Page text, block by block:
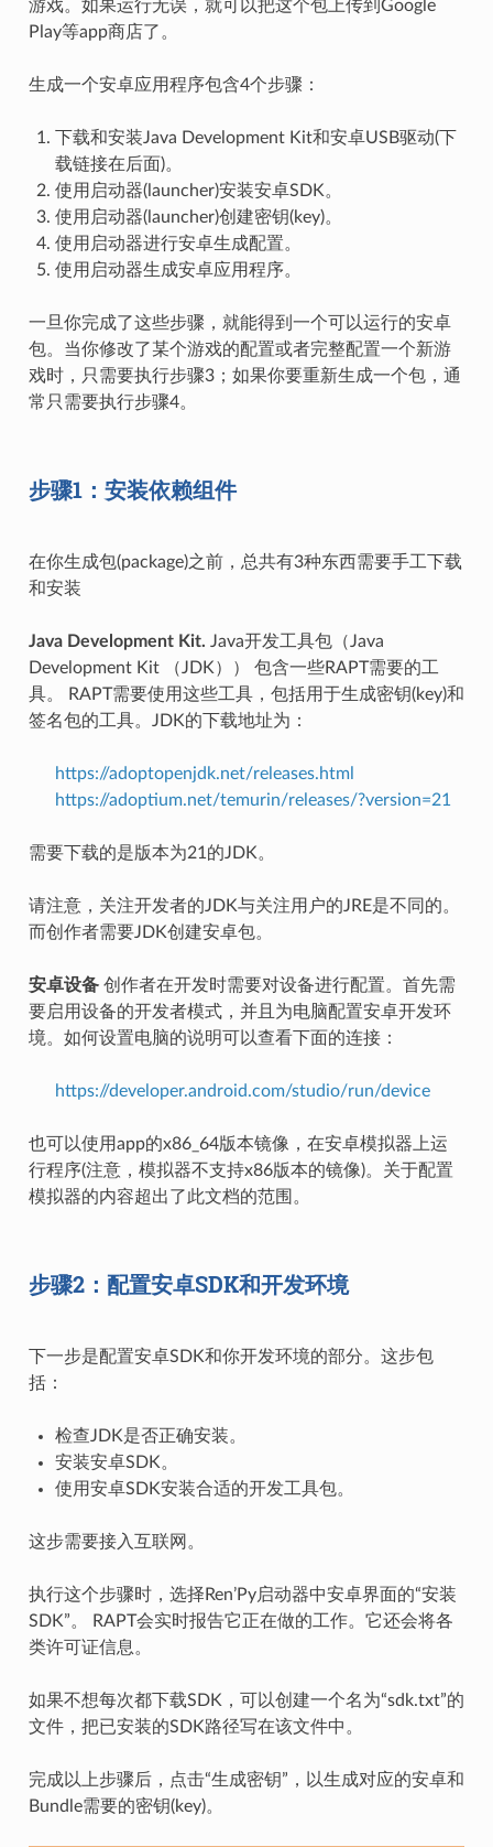
游戏。如果运行无误，就可以把这个包上传到Google
Play等app商店了。
生成一个安卓应用程序包含4个步骤：
下载和安装Java Development Kit和安卓USB驱动(下
载链接在后面)。
使用启动器(launcher)安装安卓SDK。
使用启动器(launcher)创建密钥(key)。
使用启动器进行安卓生成配置。
使用启动器生成安卓应用程序。
一旦你完成了这些步骤，就能得到一个可以运行的安卓
包。当你修改了某个游戏的配置或者完整配置一个新游
戏时，只需要执行步骤3；如果你要重新生成一个包，通
常只需要执行步骤4。
步骤1：安装依赖组件
在你生成包(package)之前，总共有3种东西需要手工下载
和安装
Java Development Kit. Java开发工具包（Java
Development Kit （JDK）） 包含一些RAPT需要的工
具。 RAPT需要使用这些工具，包括用于生成密钥(key)和
签名包的工具。JDK的下载地址为：
https://adoptopenjdk.net/releases.html
https://adoptium.net/temurin/releases/?version=21
需要下载的是版本为21的JDK。
请注意，关注开发者的JDK与关注用户的JRE是不同的。
而创作者需要JDK创建安卓包。
安卓设备创作者在开发时需要对设备进行配置。首先需
要启用设备的开发者模式，并且为电脑配置安卓开发环
境。如何设置电脑的说明可以查看下面的连接：
https://developer.android.com/studio/run/device
也可以使用app的x86_64版本镜像，在安卓模拟器上运
行程序(注意，模拟器不支持x86版本的镜像)。关于配置
模拟器的内容超出了此文档的范围。
步骤2：配置安卓SDK和开发环境
下一步是配置安卓SDK和你开发环境的部分。这步包
括：
检查JDK是否正确安装。
安装安卓SDK。
使用安卓SDK安装合适的开发工具包。
这步需要接入互联网。
执行这个步骤时，选择Ren’Py启动器中安卓界面的“安装
SDK”。 RAPT会实时报告它正在做的工作。它还会将各
类许可证信息。
如果不想每次都下载SDK，可以创建一个名为“sdk.txt”的
文件，把已安装的SDK路径写在该文件中。
完成以上步骤后，点击“生成密钥”，以生成对应的安卓和
Bundle需要的密钥(key)。